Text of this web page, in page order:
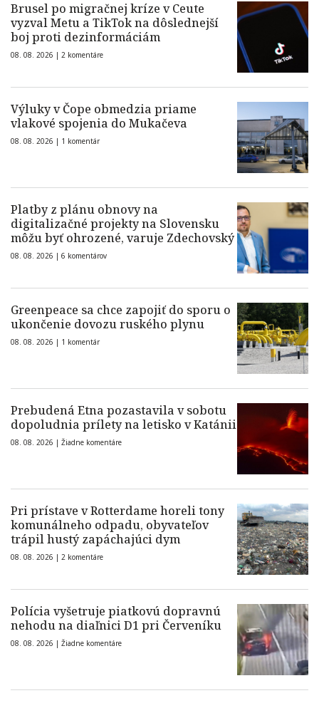
Brusel po migračnej kríze v Ceute
vyzval Metu a TikTok na dôslednejší
boj proti dezinformáciám
08. 08. 2026 | 2 komentáre
Výluky v Čope obmedzia priame
vlakové spojenia do Mukačeva
08. 08. 2026 | 1 komentár
Platby z plánu obnovy na
digitalizačné projekty na Slovensku
môžu byť ohrozené, varuje Zdechovský
08. 08. 2026 | 6 komentárov
Greenpeace sa chce zapojiť do sporu o
ukončenie dovozu ruského plynu
08. 08. 2026 | 1 komentár
Prebudená Etna pozastavila v sobotu
dopoludnia prílety na letisko v Katánii
08. 08. 2026 | Žiadne komentáre
Pri prístave v Rotterdame horeli tony
komunálneho odpadu, obyvateľov
trápil hustý zapáchajúci dym
08. 08. 2026 | 2 komentáre
Polícia vyšetruje piatkovú dopravnú
nehodu na diaľnici D1 pri Červeníku
08. 08. 2026 | Žiadne komentáre